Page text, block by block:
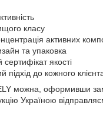
класу
активних
та упаковка
якості
підхід до кожного
можна, оформивши
Україною